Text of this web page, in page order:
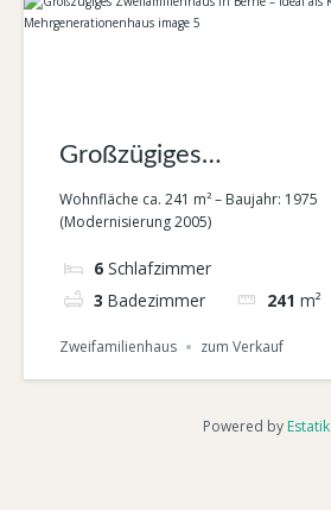
Großzügiges
Zweifamilienhaus in
Berne – Ideal als
Kapitalanlage oder
Mehrgenerationenhaus
Wohnfläche ca. 241 m² – Baujahr: 1975
(Modernisierung 2005)
6 Schlafzimmer
3 Badezimmer 241 m²
Zweifamilienhaus zum Verkauf
Powered by Estatik